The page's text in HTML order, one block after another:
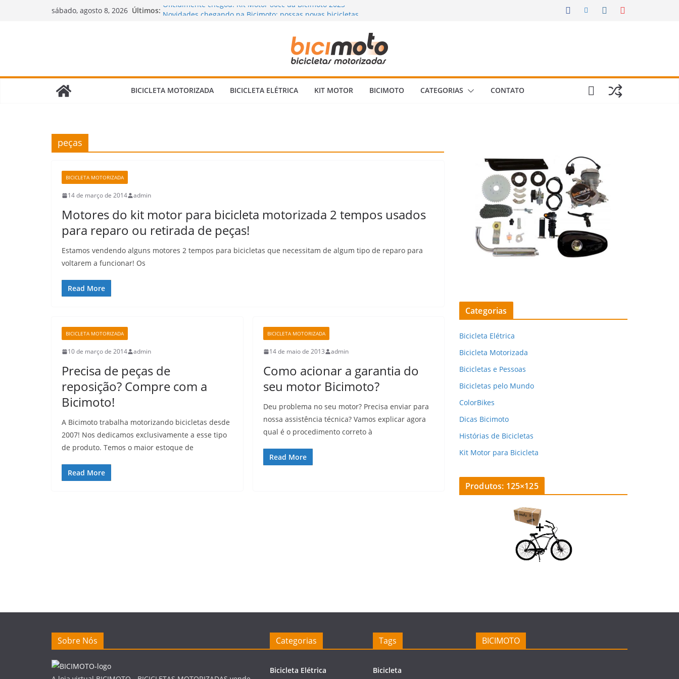
sábado, agosto 8, 2026 Últimos: Oficialmente chegou! Kit Motor 80cc da Bicimoto 2023
🌧️ Bicimoto na Chuva? Dicas para andar com segurança 🌧️
Bicicleta Motorizada: Vale a Pena Mesmo? Descubra a
Fazer e Quais Itens Verificar?
BICICLETA MOTORIZADA
BICICLETA ELÉTRICA KIT MOTOR BICIMOTO CATEGORIAS CONTATO
peças
BICICLETA MOTORIZADA
14 de março de 2014 admin
Motores do kit motor para bicicleta motorizada 2 tempos usados
para reparo ou retirada de peças!
Estamos vendendo alguns motores 2 tempos para bicicletas que necessitam de algum tipo de reparo para
voltarem a funcionar! Os
Read More
BICICLETA MOTORIZADA
10 de março de 2014 admin
Precisa de peças de
reposição? Compre com a
Bicimoto!
A Bicimoto trabalha motorizando bicicletas desde
2007! Nos dedicamos exclusivamente a esse tipo
de produto. Temos o maior estoque de
Read More
BICICLETA MOTORIZADA
14 de maio de 2013 admin
Como acionar a garantia do
seu motor Bicimoto?
Deu problema no seu motor? Precisa enviar para
nossa assistência técnica? Vamos explicar agora
qual é o procedimento correto à
Read More
Categorias
Bicicleta Elétrica
Bicicleta Motorizada
Bicicletas e Pessoas
Bicicletas pelo Mundo
ColorBikes
Dicas Bicimoto
Histórias de Bicicletas
Kit Motor para Bicicleta
Produtos: 125×125
Sobre Nós Categorias
Bicicleta Elétrica
Tags
Bicicleta
BICIMOTO